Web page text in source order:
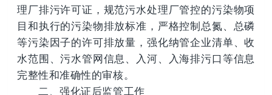
理厂排污许可证，规范污水处理厂管控的污染物项
目和执行的污染物排放标准，严格控制总氮、总磷
等污染因子的许可排放量，强化纳管企业清单、收
水范围、污水管网信息、入河、入海排污口等信息
完整性和准确性的审核。
二、强化证后监管工作